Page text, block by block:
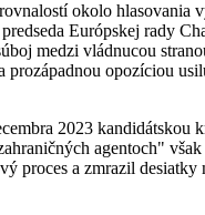
okolo hlasovania
Európskej rady
medzi vládnucou
prozápadnou opozíciou
2023 kandidátskou
agentoch"
proces a zmrazil